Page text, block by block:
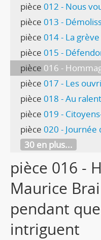
pièce 012 - Nous
pièce 013 -
pièce 014 - La grève des
pièce 015 -
pièce 016 - Hommage à
pièce 017 - Les ouvriers vitriers
pièce 018 - Au
pièce 019 - Citoyens-
pièce 020 - Journée
30 en plus...
pièce 016 -
Maurice
pendant
intriguent